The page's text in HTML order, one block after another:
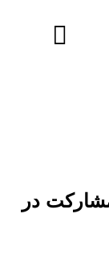
در